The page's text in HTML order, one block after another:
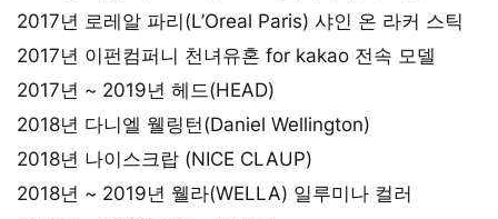
2017년 로레알 파리(L’Oreal Paris) 샤인 온 라커 스틱
2017년 이펀컴퍼니 천녀유혼 for kakao 전속 모델
2017년 ~ 2019년 헤드(HEAD)
2018년 다니엘 웰링턴(Daniel Wellington)
2018년 나이스크랍 (NICE CLAUP)
2018년 ~ 2019년 웰라(WELLA) 일루미나 컬러